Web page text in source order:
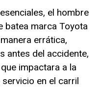
el hombre
batea marca Toyota
errática,
antes del accidente,
impactara a la
en el carril